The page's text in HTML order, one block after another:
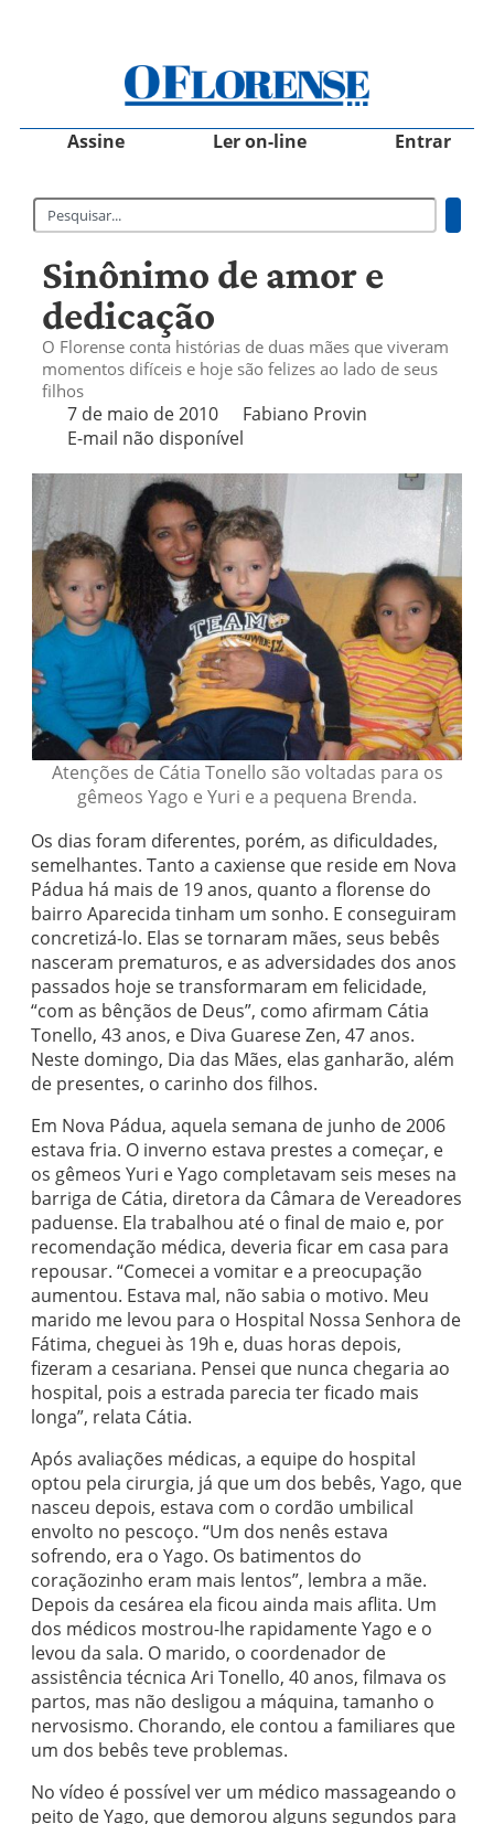
Assine Ler on-line Entrar
Sinônimo de amor e
dedicação
O Florense conta histórias de duas mães que viveram
momentos difíceis e hoje são felizes ao lado de seus
filhos
7 de maio de 2010
Fabiano Provin
E-mail não disponível
Atenções de Cátia Tonello são voltadas para os
gêmeos Yago e Yuri e a pequena Brenda.
Os dias foram diferentes, porém, as dificuldades,
semelhantes. Tanto a caxiense que reside em Nova
Pádua há mais de 19 anos, quanto a florense do
bairro Aparecida tinham um sonho. E conseguiram
concretizá-lo. Elas se tornaram mães, seus bebês
nasceram prematuros, e as adversidades dos anos
passados hoje se transformaram em felicidade,
“com as bênçãos de Deus”, como afirmam Cátia
Tonello, 43 anos, e Diva Guarese Zen, 47 anos.
Neste domingo, Dia das Mães, elas ganharão, além
de presentes, o carinho dos filhos.
Em Nova Pádua, aquela semana de junho de 2006
estava fria. O inverno estava prestes a começar, e
os gêmeos Yuri e Yago completavam seis meses na
barriga de Cátia, diretora da Câmara de Vereadores
paduense. Ela trabalhou até o final de maio e, por
recomendação médica, deveria ficar em casa para
repousar. “Comecei a vomitar e a preocupação
aumentou. Estava mal, não sabia o motivo. Meu
marido me levou para o Hospital Nossa Senhora de
Fátima, cheguei às 19h e, duas horas depois,
fizeram a cesariana. Pensei que nunca chegaria ao
hospital, pois a estrada parecia ter ficado mais
longa”, relata Cátia.
Após avaliações médicas, a equipe do hospital
optou pela cirurgia, já que um dos bebês, Yago, que
nasceu depois, estava com o cordão umbilical
envolto no pescoço. “Um dos nenês estava
sofrendo, era o Yago. Os batimentos do
coraçãozinho eram mais lentos”, lembra a mãe.
Depois da cesárea ela ficou ainda mais aflita. Um
dos médicos mostrou-lhe rapidamente Yago e o
levou da sala. O marido, o coordenador de
assistência técnica Ari Tonello, 40 anos, filmava os
partos, mas não desligou a máquina, tamanho o
nervosismo. Chorando, ele contou a familiares que
um dos bebês teve problemas.
No vídeo é possível ver um médico massageando o
peito de Yago, que demorou alguns segundos para